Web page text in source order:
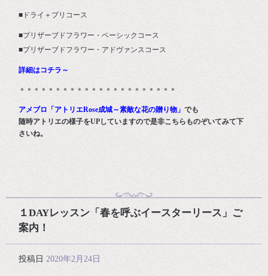
■ドライ＋プリコース
■プリザーブドフラワー・ベーシックコース
■プリザーブドフラワー・アドヴァンスコース
詳細はコチラ～
＊＊＊＊＊＊＊＊＊＊＊＊＊＊＊＊＊＊＊＊＊＊
アメブロ「アトリエRose成城～素敵な花の贈り物」でも
随時アトリエの様子をUPしていますので是非こちらものぞいてみて下
さいね。
１DAYレッスン「春を呼ぶイースターリース」ご
案内！
投稿日 2020年2月24日